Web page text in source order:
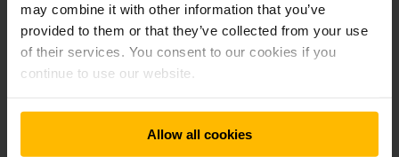
may combine it with other information that you’ve
provided to them or that they’ve collected from your use
of their services. You consent to our cookies if you
continue to use our website.
Allow all cookies